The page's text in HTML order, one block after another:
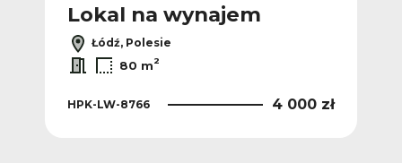
Lokal na wynajem
Łódź, Polesie
80 m2
HPK-LW-8766 4 000 zł